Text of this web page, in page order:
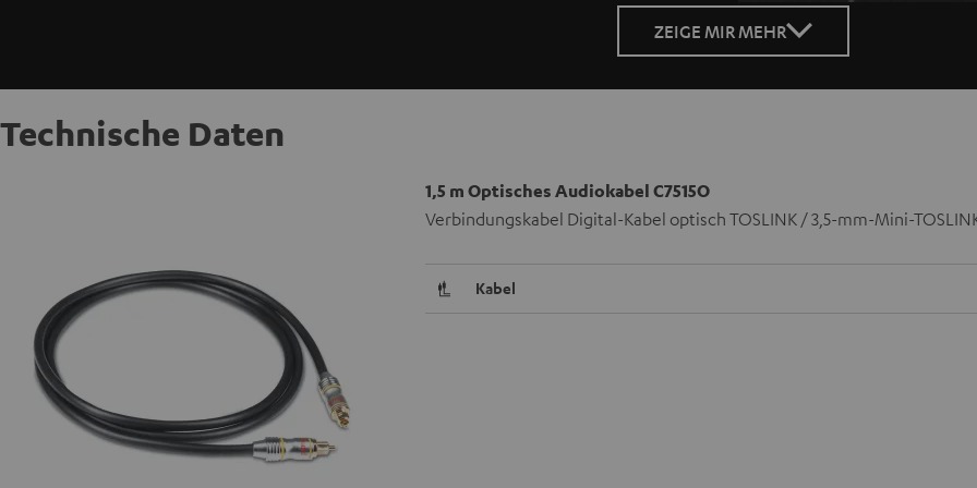
ZEIGE MIR MEHR
Technische Daten
1,5 m Optisches Audiokabel C7515O
Verbindungskabel Digital-Kabel optisch TOSLINK / 3,5-mm-Mini-
Kabel